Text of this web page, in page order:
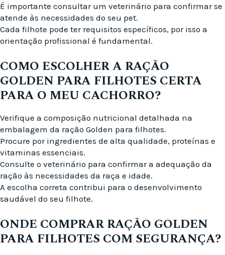
É importante consultar um veterinário para confirmar se
atende às necessidades do seu pet.
Cada filhote pode ter requisitos específicos, por isso a
orientação profissional é fundamental.
COMO ESCOLHER A RAÇÃO
GOLDEN PARA FILHOTES CERTA
PARA O MEU CACHORRO?
Verifique a composição nutricional detalhada na
embalagem da ração Golden para filhotes.
Procure por ingredientes de alta qualidade, proteínas e
vitaminas essenciais.
Consulte o veterinário para confirmar a adequação da
ração às necessidades da raça e idade.
A escolha correta contribui para o desenvolvimento
saudável do seu filhote.
ONDE COMPRAR RAÇÃO GOLDEN
PARA FILHOTES COM SEGURANÇA?